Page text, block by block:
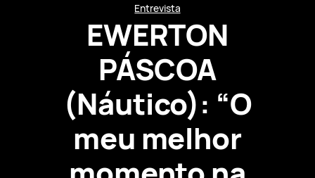
Entrevista
EWERTON
PÁSCOA
(Náutico): “O
meu melhor